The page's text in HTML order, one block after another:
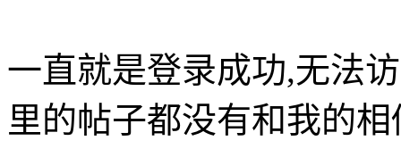
一直就是登录成功,无法
里的帖子都没有和我的相